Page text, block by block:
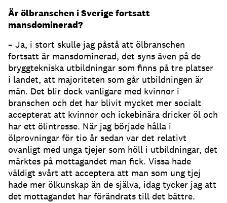
Är ölbranschen i Sverige fortsatt
mansdominerad?
– Ja, i stort skulle jag påstå att ölbranschen
fortsatt är mansdominerad, det syns även på de
bryggtekniska utbildningar som finns på tre platser
i landet, att majoriteten som går utbildningen är
män. Det blir dock vanligare med kvinnor i
branschen och det har blivit mycket mer socialt
accepterat att kvinnor och ickebinära dricker öl och
har ett ölintresse. När jag började hålla i
ölprovningar för tio år sedan var det relativt
ovanligt med unga tjejer som höll i utbildningar, det
märktes på mottagandet man fick. Vissa hade
väldigt svårt att acceptera att man som ung tjej
hade mer ölkunskap än de själva, idag tycker jag att
det mottagandet har förändrats till det bättre.